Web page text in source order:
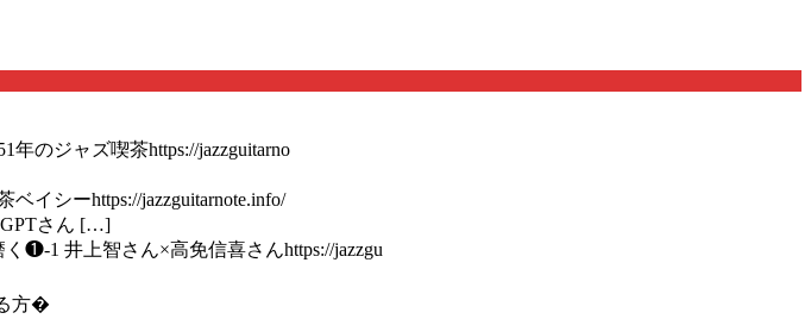
のジャズ喫茶https://jazzguitarno
イシーhttps://jazzguitarnote.info/
さん […]
❶-1 井上智さん×高免信喜さんhttps://jazzgu
方�